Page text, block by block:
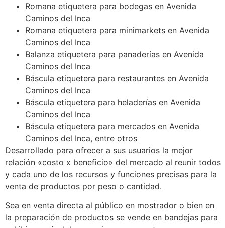
Romana etiquetera para bodegas en Avenida
Caminos del Inca
Romana etiquetera para minimarkets en Avenida
Caminos del Inca
Balanza etiquetera para panaderías en Avenida
Caminos del Inca
Báscula etiquetera para restaurantes en Avenida
Caminos del Inca
Báscula etiquetera para heladerías en Avenida
Caminos del Inca
Báscula etiquetera para mercados en Avenida
Caminos del Inca, entre otros
Desarrollado para ofrecer a sus usuarios la mejor
relación «costo x beneficio» del mercado al reunir todos
y cada uno de los recursos y funciones precisas para la
venta de productos por peso o cantidad.
Sea en venta directa al público en mostrador o bien en
la preparación de productos se vende en bandejas para